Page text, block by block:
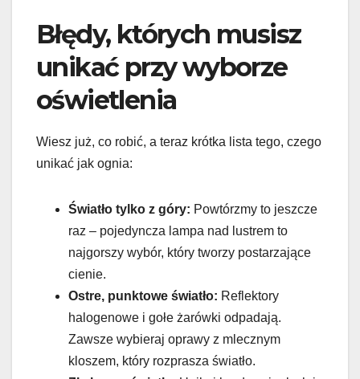
Błędy, których musisz
unikać przy wyborze
oświetlenia
Wiesz już, co robić, a teraz krótka lista tego, czego
unikać jak ognia:
Światło tylko z góry: Powtórzmy to jeszcze
raz – pojedyncza lampa nad lustrem to
najgorszy wybór, który tworzy postarzające
cienie.
Ostre, punktowe światło: Reflektory
halogenowe i gołe żarówki odpadają.
Zawsze wybieraj oprawy z mlecznym
kloszem, który rozprasza światło.